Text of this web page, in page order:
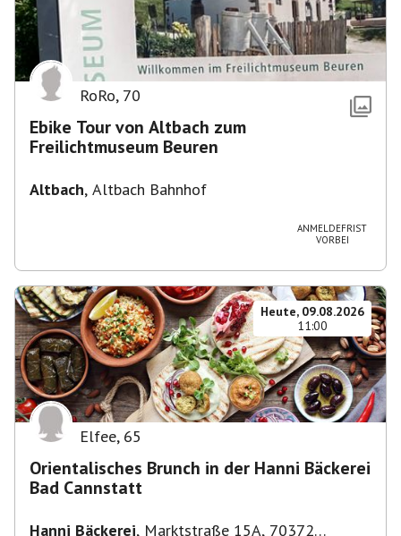
RoRo, 70
Ebike Tour von Altbach zum
Freilichtmuseum Beuren
Altbach, Altbach Bahnhof
ANMELDEFRIST
VORBEI
Heute, 09.08.2026
11:00
Elfee, 65
Orientalisches Brunch in der Hanni Bäckerei
Bad Cannstatt
Hanni Bäckerei, Marktstraße 15A, 70372